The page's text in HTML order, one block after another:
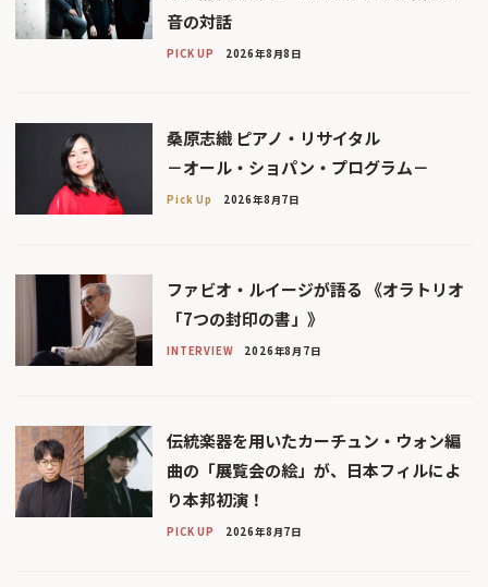
音の対話
PICK UP 2026年8月8日
桑原志織 ピアノ・リサイタル
－オール・ショパン・プログラム－
Pick Up 2026年8月7日
ファビオ・ルイージが語る 《オラトリオ
「7つの封印の書」》
INTERVIEW 2026年8月7日
伝統楽器を用いたカーチュン・ウォン編
曲の「展覧会の絵」が、日本フィルによ
り本邦初演！
PICK UP 2026年8月7日